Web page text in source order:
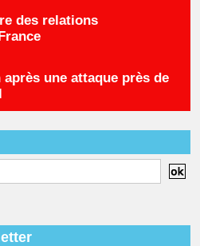
des relations
une attaque près de